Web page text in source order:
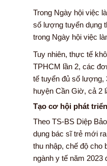
Trong Ngày hội việc
số lượng tuyển dụng
trong Ngày hội việc
Tuy nhiên, thực tế
TPHCM lần 2, các
tế tuyển đủ số lượng,
huyện Cần Giờ, cả 2
Tạo cơ hội phát triển
Theo TS-BS Diệp
dụng bác sĩ trẻ mới
thu nhập, chế độ cho
ngành y tế năm 2023